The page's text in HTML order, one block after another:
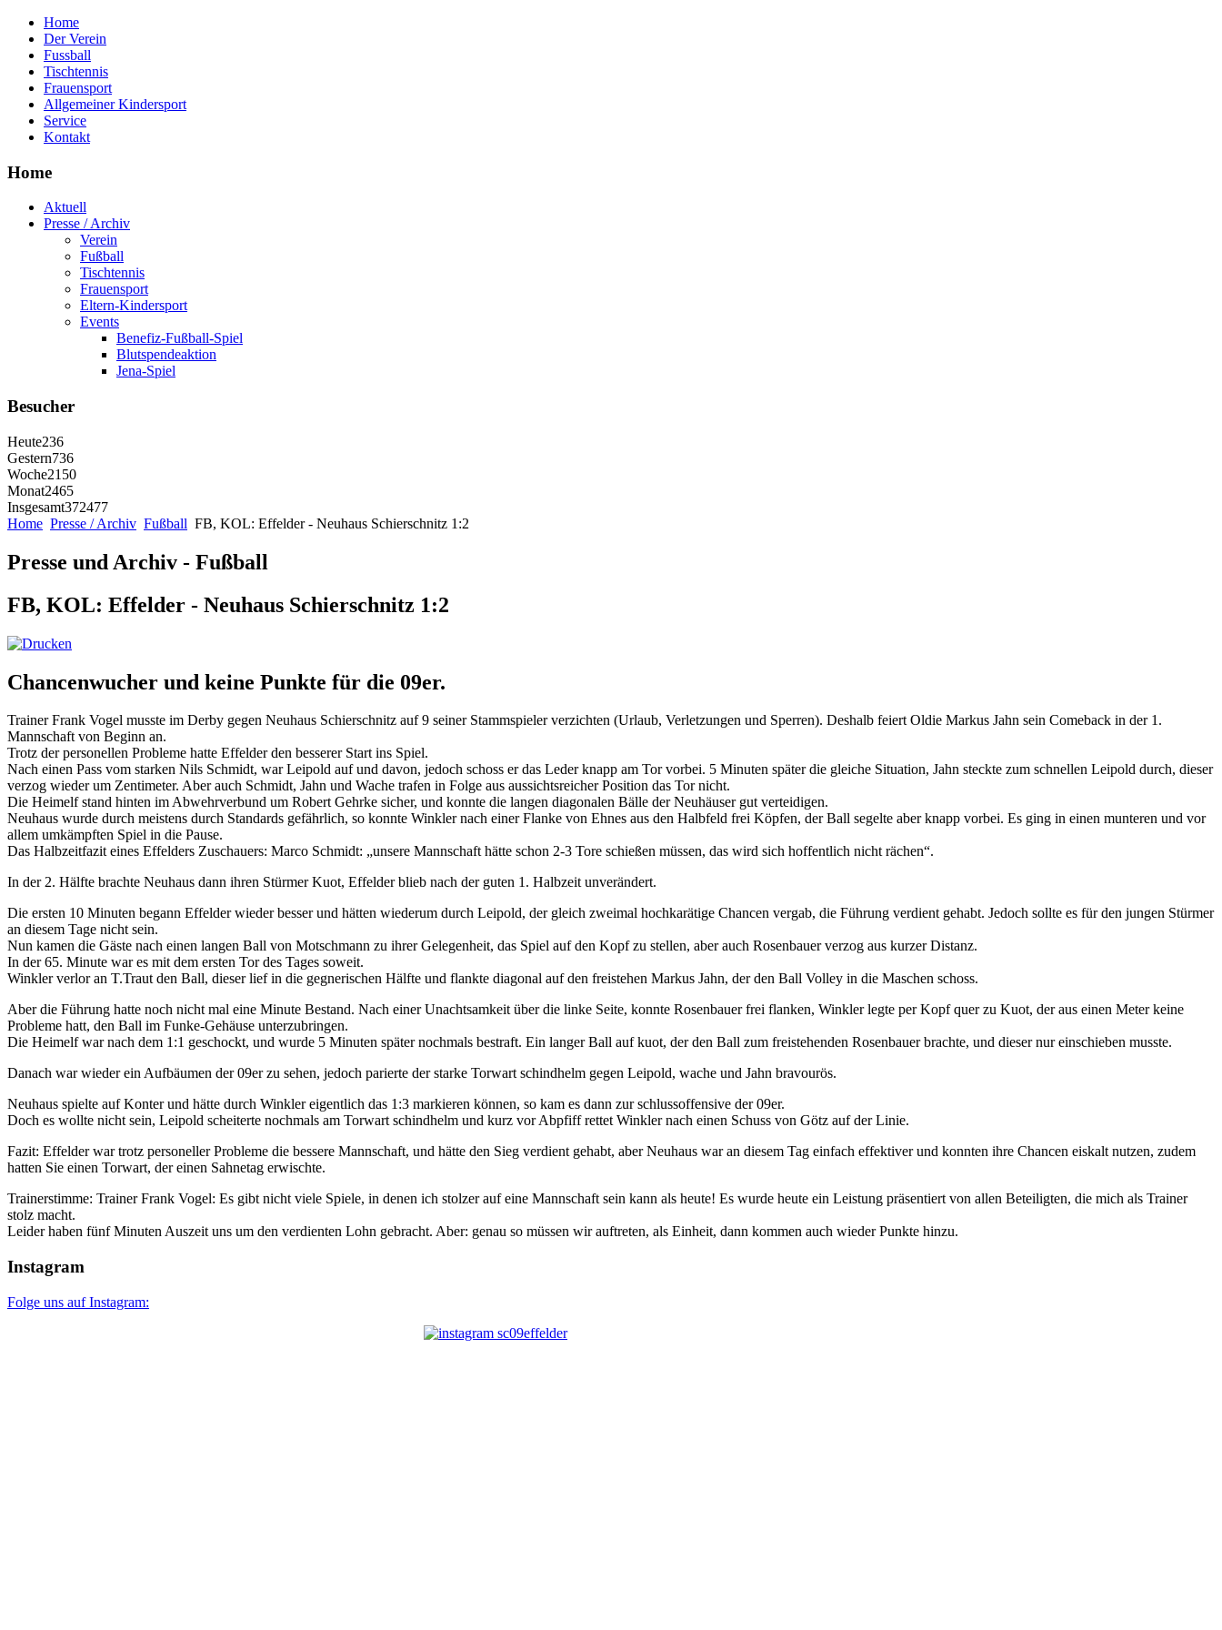
Home
Der Verein
Fussball
Tischtennis
Frauensport
Allgemeiner Kindersport
Service
Kontakt
Home
Aktuell
Presse / Archiv
Verein
Fußball
Tischtennis
Frauensport
Eltern-Kindersport
Events
Benefiz-Fußball-Spiel
Blutspendeaktion
Jena-Spiel
Besucher
Heute236
Gestern736
Woche2150
Monat2465
Insgesamt372477
Home Presse / Archiv Fußball FB, KOL: Effelder - Neuhaus Schierschnitz 1:2
Presse und Archiv - Fußball
FB, KOL: Effelder - Neuhaus Schierschnitz 1:2
Chancenwucher und keine Punkte für die 09er.
Trainer Frank Vogel musste im Derby gegen Neuhaus Schierschnitz auf 9 seiner Stammspieler verzichten (Urlaub, Verletzungen und Sperren). Deshalb feiert Oldie Markus Jahn sein Comeback in der 1.
Mannschaft von Beginn an.
Trotz der personellen Probleme hatte Effelder den besserer Start ins Spiel.
Nach einen Pass vom starken Nils Schmidt, war Leipold auf und davon, jedoch schoss er das Leder knapp am Tor vorbei. 5 Minuten später die gleiche Situation, Jahn steckte zum schnellen Leipold durch, dieser
verzog wieder um Zentimeter. Aber auch Schmidt, Jahn und Wache trafen in Folge aus aussichtsreicher Position das Tor nicht.
Die Heimelf stand hinten im Abwehrverbund um Robert Gehrke sicher, und konnte die langen diagonalen Bälle der Neuhäuser gut verteidigen.
Neuhaus wurde durch meistens durch Standards gefährlich, so konnte Winkler nach einer Flanke von Ehnes aus den Halbfeld frei Köpfen, der Ball segelte aber knapp vorbei. Es ging in einen munteren und vor
allem umkämpften Spiel in die Pause.
Das Halbzeitfazit eines Effelders Zuschauers: Marco Schmidt: „unsere Mannschaft hätte schon 2-3 Tore schießen müssen, das wird sich hoffentlich nicht rächen“.
In der 2. Hälfte brachte Neuhaus dann ihren Stürmer Kuot, Effelder blieb nach der guten 1. Halbzeit unverändert.
Die ersten 10 Minuten begann Effelder wieder besser und hätten wiederum durch Leipold, der gleich zweimal hochkarätige Chancen vergab, die Führung verdient gehabt. Jedoch sollte es für den jungen Stürmer
an diesem Tage nicht sein.
Nun kamen die Gäste nach einen langen Ball von Motschmann zu ihrer Gelegenheit, das Spiel auf den Kopf zu stellen, aber auch Rosenbauer verzog aus kurzer Distanz.
In der 65. Minute war es mit dem ersten Tor des Tages soweit.
Winkler verlor an T.Traut den Ball, dieser lief in die gegnerischen Hälfte und flankte diagonal auf den freistehen Markus Jahn, der den Ball Volley in die Maschen schoss.
Aber die Führung hatte noch nicht mal eine Minute Bestand. Nach einer Unachtsamkeit über die linke Seite, konnte Rosenbauer frei flanken, Winkler legte per Kopf quer zu Kuot, der aus einen Meter keine
Probleme hatt, den Ball im Funke-Gehäuse unterzubringen.
Die Heimelf war nach dem 1:1 geschockt, und wurde 5 Minuten später nochmals bestraft. Ein langer Ball auf kuot, der den Ball zum freistehenden Rosenbauer brachte, und dieser nur einschieben musste.
Danach war wieder ein Aufbäumen der 09er zu sehen, jedoch parierte der starke Torwart schindhelm gegen Leipold, wache und Jahn bravourös.
Neuhaus spielte auf Konter und hätte durch Winkler eigentlich das 1:3 markieren können, so kam es dann zur schlussoffensive der 09er.
Doch es wollte nicht sein, Leipold scheiterte nochmals am Torwart schindhelm und kurz vor Abpfiff rettet Winkler nach einen Schuss von Götz auf der Linie.
Fazit: Effelder war trotz personeller Probleme die bessere Mannschaft, und hätte den Sieg verdient gehabt, aber Neuhaus war an diesem Tag einfach effektiver und konnten ihre Chancen eiskalt nutzen, zudem
hatten Sie einen Torwart, der einen Sahnetag erwischte.
Trainerstimme: Trainer Frank Vogel: Es gibt nicht viele Spiele, in denen ich stolzer auf eine Mannschaft sein kann als heute! Es wurde heute ein Leistung präsentiert von allen Beteiligten, die mich als Trainer
stolz macht.
Leider haben fünf Minuten Auszeit uns um den verdienten Lohn gebracht. Aber: genau so müssen wir auftreten, als Einheit, dann kommen auch wieder Punkte hinzu.
Instagram
Folge uns auf Instagram: